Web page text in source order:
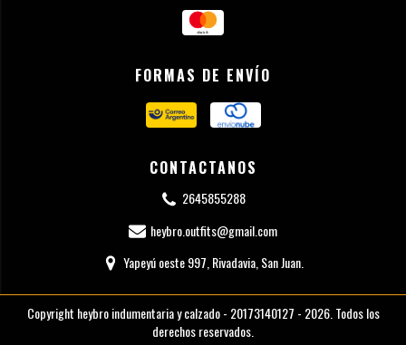
FORMAS DE ENVÍO
CONTACTANOS
2645855288
heybro.outfits@gmail.com
Yapeyú oeste 997, Rivadavia, San Juan.
Copyright heybro indumentaria y calzado - 20173140127 - 2026. Todos los
derechos reservados.